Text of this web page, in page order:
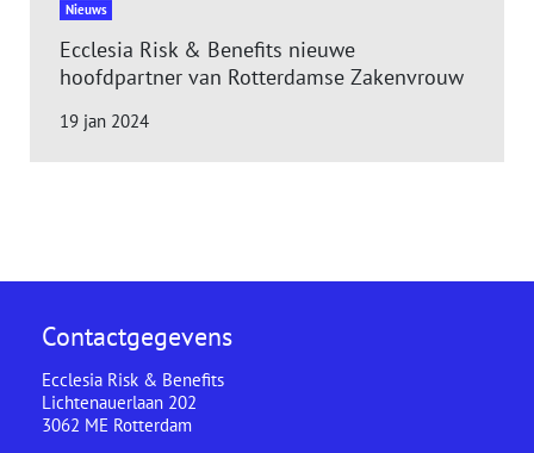
Nieuws
Ecclesia Risk & Benefits nieuwe
hoofdpartner van Rotterdamse Zakenvrouw
19 jan 2024
Contactgegevens
Ecclesia Risk & Benefits
Lichtenauerlaan 202
3062 ME Rotterdam